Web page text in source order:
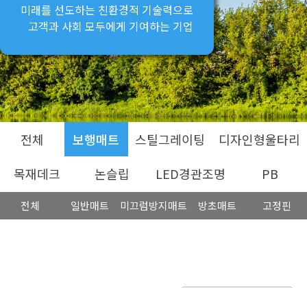
미래를 선도하는 친환경적 기술력으로
고객과 사회 모두에게 기여하는 기업
전체 보행매트 스틸그레이팅
디자인형울타리
목재데크
논슬립 LED경관조명 PB
전체 일반매트 미끄럼방지매트 방초매트 고정핀